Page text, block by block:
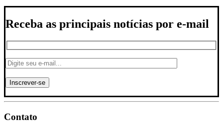
Receba as principais notícias por e-mail
Contato